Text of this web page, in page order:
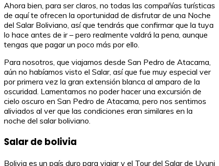
Ahora bien, para ser claros, no todas las compañías turísticas
de aquí te ofrecen la oportunidad de disfrutar de una Noche
del Salar Boliviano, así que tendrás que confirmar que la tuya
lo hace antes de ir – pero realmente valdrá la pena, aunque
tengas que pagar un poco más por ello.
Para nosotros, que viajamos desde San Pedro de Atacama,
aún no habíamos visto el Salar, así que fue muy especial ver
por primera vez la gran extensión blanca al amparo de la
oscuridad. Lamentamos no poder hacer una excursión de
cielo oscuro en San Pedro de Atacama, pero nos sentimos
aliviados al ver que las condiciones eran similares en la
noche del salar boliviano.
Salar de bolivia
Bolivia es un país duro para viajar y el Tour del Salar de Uyuni